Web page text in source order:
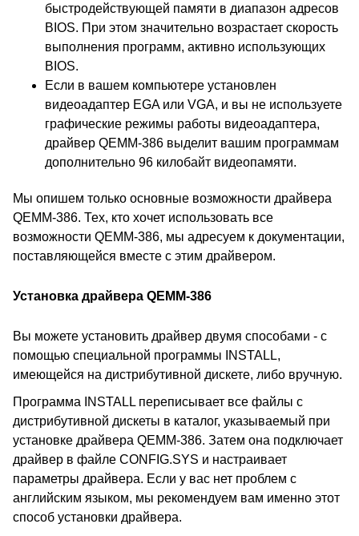
быстродействующей памяти в диапазон адресов
BIOS. При этом значительно возрастает скорость
выполнения программ, активно использующих
BIOS.
Если в вашем компьютере установлен
видеоадаптер EGA или VGA, и вы не используете
графические режимы работы видеоадаптера,
драйвер QEMM-386 выделит вашим программам
дополнительно 96 килобайт видеопамяти.
Мы опишем только основные возможности драйвера
QEMM-386. Тех, кто хочет использовать все
возможности QEMM-386, мы адресуем к документации,
поставляющейся вместе с этим драйвером.
Установка драйвера QEMM-386
Вы можете установить драйвер двумя способами - с
помощью специальной программы INSTALL,
имеющейся на дистрибутивной дискете, либо вручную.
Программа INSTALL переписывает все файлы с
дистрибутивной дискеты в каталог, указываемый при
установке драйвера QEMM-386. Затем она подключает
драйвер в файле CONFIG.SYS и настраивает
параметры драйвера. Если у вас нет проблем с
английским языком, мы рекомендуем вам именно этот
способ установки драйвера.